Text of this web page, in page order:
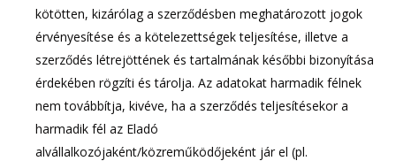
kötötten, kizárólag a szerződésben meghatározott jogok
érvényesítése és a kötelezettségek teljesítése, illetve a
szerződés létrejöttének és tartalmának későbbi bizonyítása
érdekében rögzíti és tárolja. Az adatokat harmadik félnek
nem továbbítja, kivéve, ha a szerződés teljesítésekor a
harmadik fél az Eladó
alvállalkozójaként/közreműködőjeként jár el (pl.